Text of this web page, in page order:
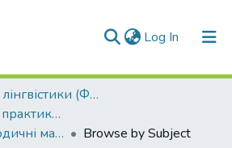
Log In (current)
Факультет лінгвістики (ФЛ)
Кафедра теорії, практики та перекладу англійської мови (КТППАМ)
Навчально-методичні матеріали (КТППАМ)
Browse by Subject